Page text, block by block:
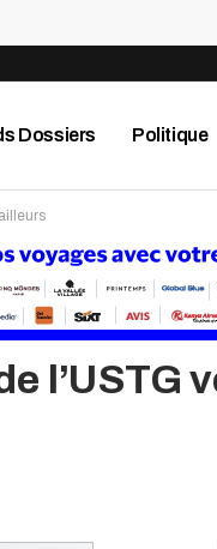
Dossiers Politique
l’USTG